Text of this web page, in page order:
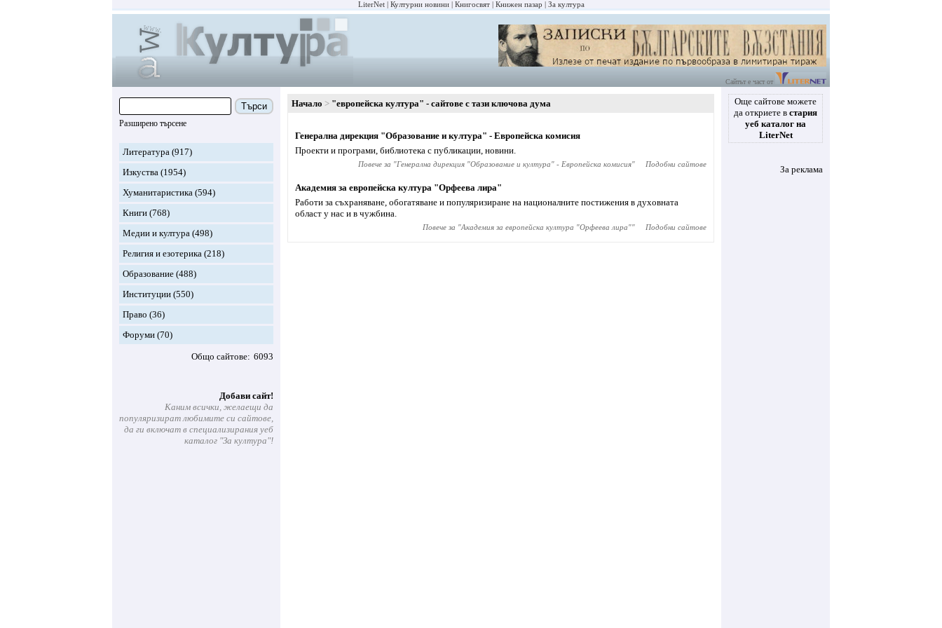
LiterNet Културни новини Книгосвят Книжен пазар За култура
Сайтът е част от
Търси
Разширено търсене
Литература (917)
Изкуства (1954)
Хуманитаристика (594)
Книги (768)
Медии и култура (498)
Религия и езотерика (218)
Образование (488)
Институции (550)
Право (36)
Форуми (70)
Общо сайтове 6093
Добави сайт!
Каним всички, желаещи да
популяризират любимите си сайтове,
да ги включат в специализирания уеб
каталог "За култура"!
Начало "европейска култура" - сайтове с тази ключова дума
Генерална дирекция "Образование и култура" - Европейска комисия
Проекти и програми, библиотека с публикации, новини.
Повече за "Генерална дирекция "Образование и култура" - Европейска комисия" Подобни сайтове
Академия за европейска култура "Орфеева лира"
Работи за съхраняване, обогатяване и популяризиране на националните постижения в духовната
област у нас и в чужбина.
Повече за "Академия за европейска култура "Орфеева лира"" Подобни сайтове
Още сайтове можете
да откриете в стария
уеб каталог на
LiterNet
За реклама